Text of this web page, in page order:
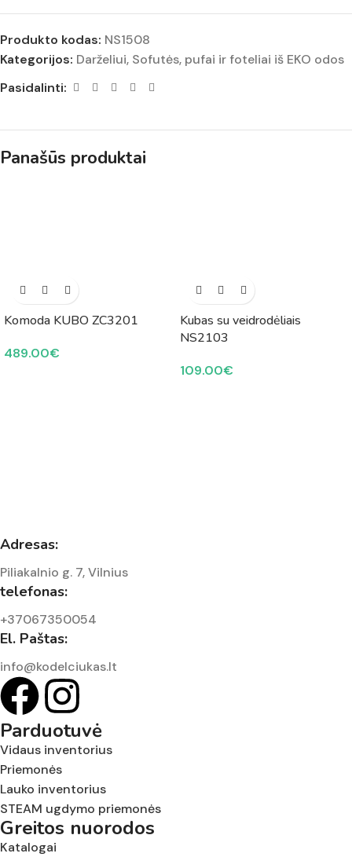
Produkto kodas: NS1508
Kategorijos: Darželiui, Sofutės, pufai ir foteliai iš EKO odos
Pasidalinti:
Panašūs produktai
Komoda KUBO ZC3201
489.00€
Kubas su veidrodėliais
NS2103
109.00€
Adresas:
Piliakalnio g. 7, Vilnius
telefonas:
+37067350054
El. Paštas:
info@kodelciukas.lt
Parduotuvė
Vidaus inventorius
Priemonės
Lauko inventorius
STEAM ugdymo priemonės
Greitos nuorodos
Katalogai